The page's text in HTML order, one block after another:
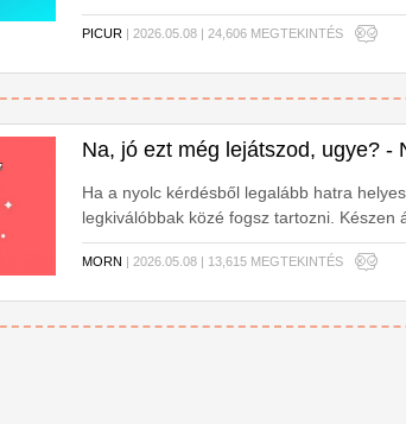
PICUR | 2026.05.08 | 24,606 MEGTEKINTÉS
Na, jó ezt még lejátszod, ugye? -
Ha a nyolc kérdésből legalább hatra
legkiválóbbak közé fogsz tartozni. Készen
MORN | 2026.05.08 | 13,615 MEGTEKINTÉS